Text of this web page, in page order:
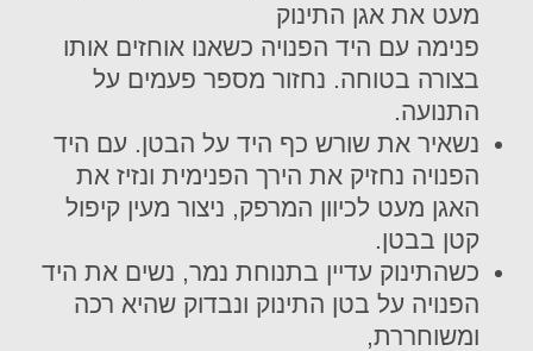
מעט את אגן התינוק
פנימה עם היד הפנויה כשאנו אוחזים אותו
בצורה בטוחה. נחזור מספר פעמים על
התנועה.
נשאיר את שורש כף היד על הבטן. עם היד
הפנויה נחזיק את הירך הפנימית ונזיז את
האגן מעט לכיוון המרפק, ניצור מעין קיפול
קטן בבטן.
כשהתינוק עדיין בתנוחת נמר, נשים את היד
הפנויה על בטן התינוק ונבדוק שהיא רכה
ומשוחררת,